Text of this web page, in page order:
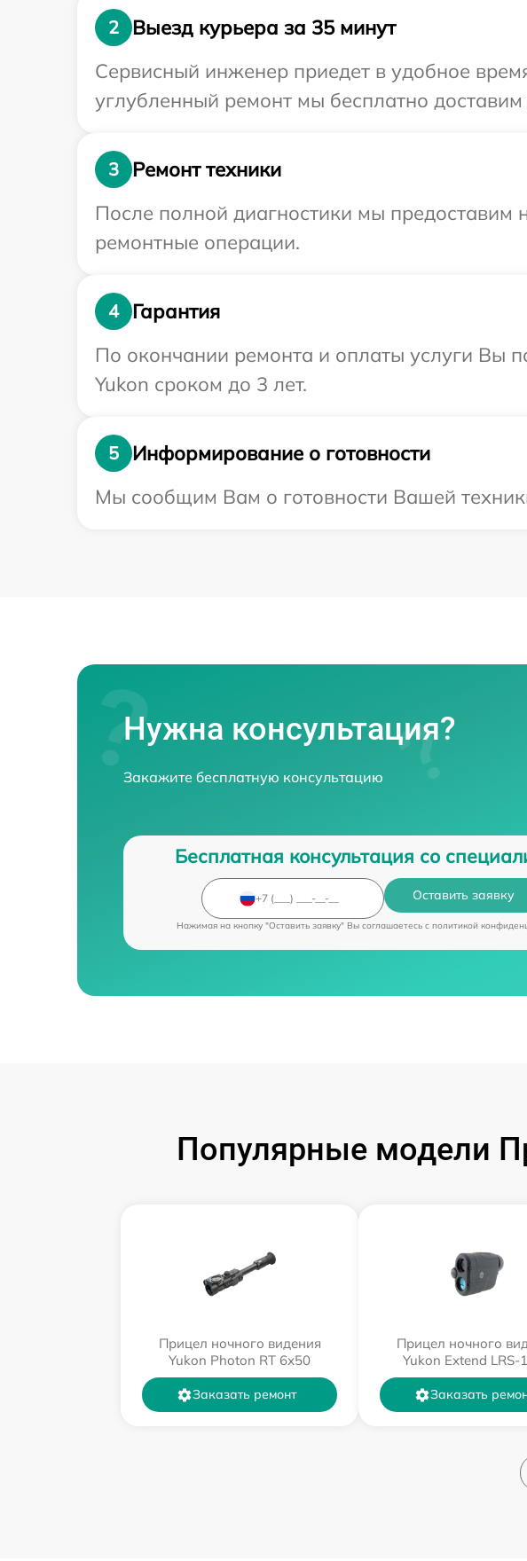
2
Выезд курьера за 35 минут
Сервисный инженер приедет в удобное
углубленный ремонт мы бесплатно
3
Ремонт техники
После полной диагностики мы предоставим
ремонтные операции.
4
Гарантия
По окончании ремонта и оплаты услуги Вы
Yukon сроком до 3 лет.
5
Информирование о готовности
Мы сообщим Вам о готовности Вашей
Нужна консультация?
Закажите бесплатную консультацию
Бесплатная консультация со
Оставить заявку
Нажимая на кнопку "Оставить заявку" Вы соглашаетесь c политикой
Популярные модели
Прицел ночного видения
Yukon Photon RT 6х50
Заказать ремонт
Прицел ночного
Yukon Extend LRS-
Заказать